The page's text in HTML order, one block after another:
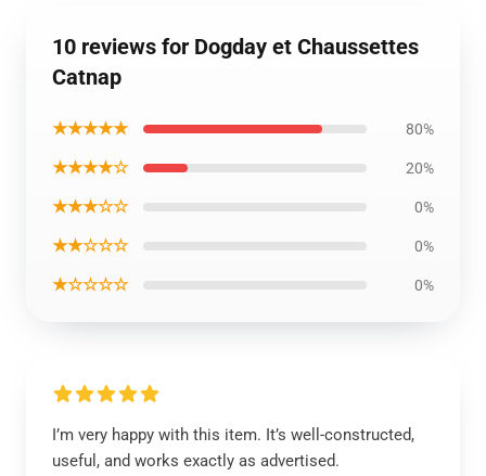
10 reviews for Dogday et Chaussettes
Catnap
★★★★★ 80%
★★★★☆ 20%
★★★☆☆ 0%
★★☆☆☆ 0%
★☆☆☆☆ 0%
I’m very happy with this item. It’s well-constructed,
useful, and works exactly as advertised.